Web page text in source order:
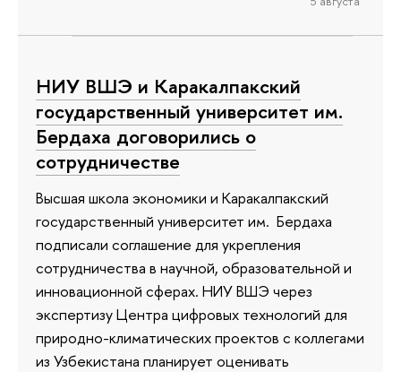
НИУ ВШЭ и Каракалпакский
государственный университет им.
Бердаха договорились о
сотрудничестве
Высшая школа экономики и Каракалпакский
государственный университет им. Бердаха
подписали соглашение для укрепления
сотрудничества в научной, образовательной и
инновационной сферах. НИУ ВШЭ через
экспертизу Центра цифровых технологий для
природно-климатических проектов с коллегами
из Узбекистана планирует оценивать